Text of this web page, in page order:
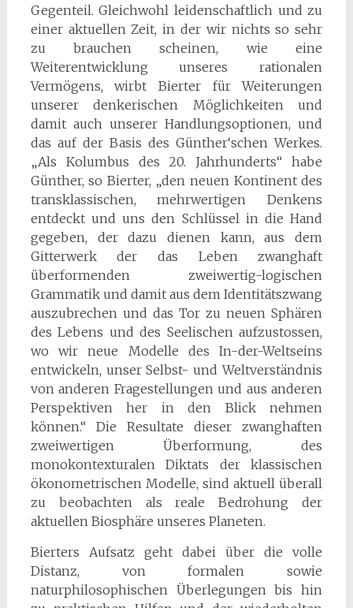
Gegenteil. Gleichwohl leidenschaftlich und zu
einer aktuellen Zeit, in der wir nichts so sehr
zu brauchen scheinen, wie eine
Weiterentwicklung unseres rationalen
Vermögens, wirbt Bierter für Weiterungen
unserer denkerischen Möglichkeiten und
damit auch unserer Handlungsoptionen, und
das auf der Basis des Günther‘schen Werkes.
„Als Kolumbus des 20. Jahrhunderts“ habe
Günther, so Bierter, „den neuen Kontinent des
transklassischen, mehrwertigen Denkens
entdeckt und uns den Schlüssel in die Hand
gegeben, der dazu dienen kann, aus dem
Gitterwerk der das Leben zwanghaft
überformenden zweiwertig-logischen
Grammatik und damit aus dem Identitätszwang
auszubrechen und das Tor zu neuen Sphären
des Lebens und des Seelischen aufzustossen,
wo wir neue Modelle des In-der-Weltseins
entwickeln, unser Selbst- und Weltverständnis
von anderen Fragestellungen und aus anderen
Perspektiven her in den Blick nehmen
können.“ Die Resultate dieser zwanghaften
zweiwertigen Überformung, des
monokontexturalen Diktats der klassischen
ökonometrischen Modelle, sind aktuell überall
zu beobachten als reale Bedrohung der
aktuellen Biosphäre unseres Planeten.
Bierters Aufsatz geht dabei über die volle
Distanz, von formalen sowie
naturphilosophischen Überlegungen bis hin